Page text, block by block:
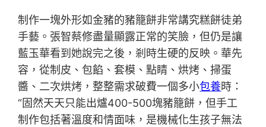
制作一塊外形如金豬的豬籠餅非常講究糕餅徒弟
手藝。張智蔡修盡量顯露正常的笑臉，但仍是讓
藍玉華看到她說完之後，剎時生硬的反映。華先
容，從制皮、包餡、套模、點睛、烘烤、掃蛋
醬、二次烘烤，整整需求破費一個多小包養時：
“固然天天只能出爐400-500塊豬籠餅，但手工
制作包括著溫度和情面味，是機械化生孩子無法